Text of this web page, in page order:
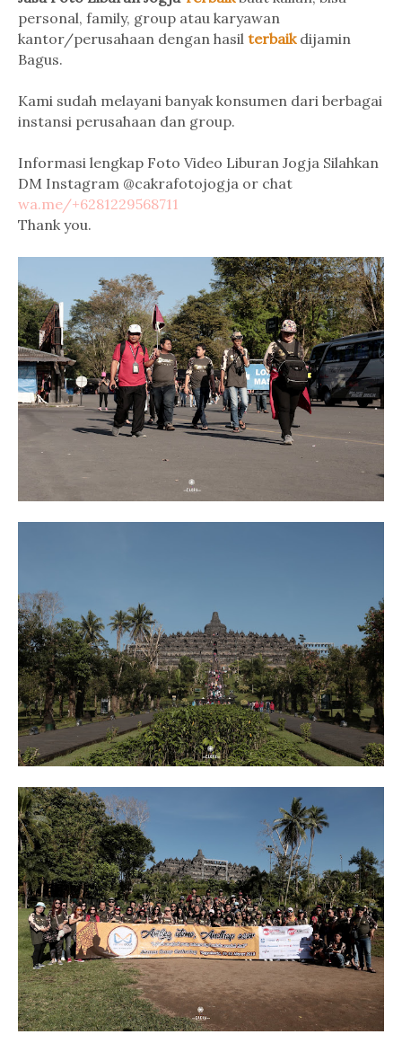
personal, family, group atau karyawan
kantor/perusahaan dengan hasil terbaikdijamin
Bagus.
Kami sudah melayani banyak konsumen dari berbagai
instansi perusahaan dan group.
Informasi lengkap Foto Video Liburan Jogja Silahkan
DM Instagram @cakrafotojogja or chat
wa.me/+6281229568711
Thank you.